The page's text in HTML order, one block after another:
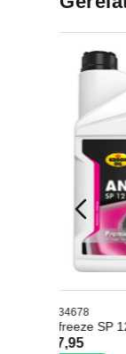
40.500
€ 4,95